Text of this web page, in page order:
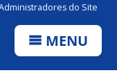
do Site
MENU